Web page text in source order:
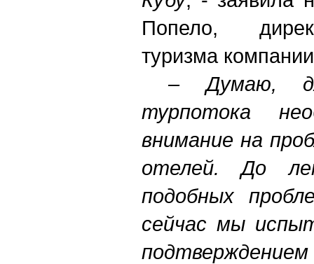
Попело,
туризма
– Думаю,
турпотока
внимание на
отелей. До
подобных
сейчас мы